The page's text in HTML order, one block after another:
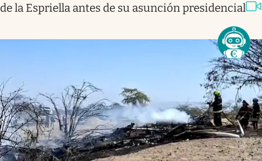
de la Espriella antes de su asunción presidencial